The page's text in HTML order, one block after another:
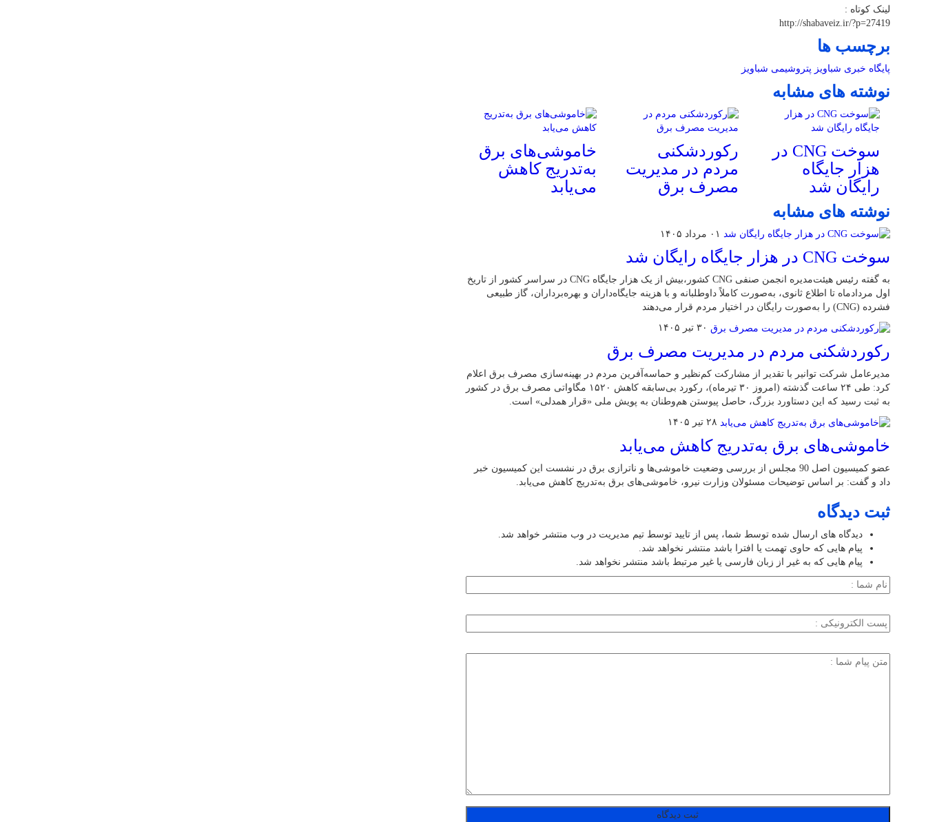
لینک کوتاه :
http://shabaveiz.ir/?p=27419
برچسب ها
پایگاه خبری شباویز پتروشیمی شباویز
نوشته های مشابه
سوخت CNG در
هزار جایگاه
رایگان شد
رکوردشکنی
مردم در مدیریت
مصرف برق
خاموشی‌های برق
به‌تدریج کاهش
می‌یابد
نوشته های مشابه
۰۱ مرداد ۱۴۰۵
سوخت CNG در هزار جایگاه رایگان شد
به گفته رئیس هیئت‌مدیره انجمن صنفی CNG کشور،بیش از یک هزار جایگاه CNG در سراسر کشور از تاریخ
اول مردادماه تا اطلاع ثانوی، به‌صورت کاملاً داوطلبانه و با هزینه جایگاه‌داران و بهره‌برداران، گاز طبیعی
فشرده (CNG) را به‌صورت رایگان در اختیار مردم قرار می‌دهند
۳۰ تیر ۱۴۰۵
رکوردشکنی مردم در مدیریت مصرف برق
مدیرعامل شرکت توانیر با تقدیر از مشارکت کم‌نظیر و حماسه‌آفرین مردم در بهینه‌سازی مصرف برق اعلام
کرد: طی ۲۴ ساعت گذشته (امروز ۳۰ تیرماه)، رکورد بی‌سابقه کاهش ۱۵۲۰ مگاواتی مصرف برق در کشور
به ثبت رسید که این دستاورد بزرگ، حاصل پیوستن هم‌وطنان به پویش ملی «قرار همدلی» است.
۲۸ تیر ۱۴۰۵
خاموشی‌های برق به‌تدریج کاهش می‌یابد
عضو کمیسیون اصل 90 مجلس از بررسی وضعیت خاموشی‌ها و ناترازی برق در نشست این کمیسیون خبر
داد و گفت: بر اساس توضیحات مسئولان وزارت نیرو، خاموشی‌های برق به‌تدریج کاهش می‌یابد.
ثبت دیدگاه
دیدگاه های ارسال شده توسط شما، پس از تایید توسط تیم مدیریت در وب منتشر خواهد شد.
پیام هایی که حاوی تهمت یا افترا باشد منتشر نخواهد شد.
پیام هایی که به غیر از زبان فارسی یا غیر مرتبط باشد منتشر نخواهد شد.